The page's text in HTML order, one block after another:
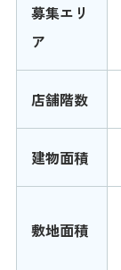
募集エリ
ア
店舗階数
建物面積
敷地面積